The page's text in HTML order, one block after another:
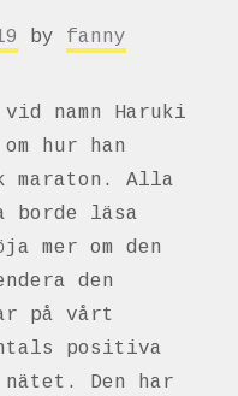
by fanny
namn Haruki
hur han
maraton. Alla
borde läsa
mer om den
den
på vårt
positiva
nätet. Den har